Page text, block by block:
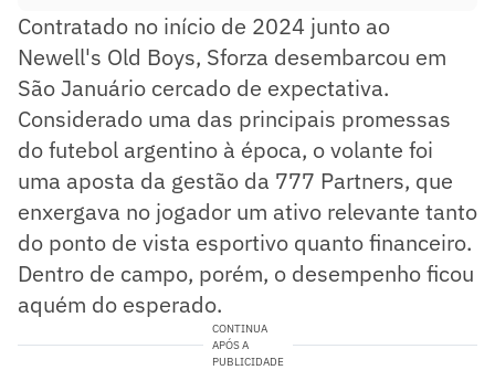
Contratado no início de 2024 junto ao
Newell's Old Boys, Sforza desembarcou em
São Januário cercado de expectativa.
Considerado uma das principais promessas
do futebol argentino à época, o volante foi
uma aposta da gestão da 777 Partners, que
enxergava no jogador um ativo relevante tanto
do ponto de vista esportivo quanto financeiro.
Dentro de campo, porém, o desempenho ficou
aquém do esperado.
CONTINUA
APÓS A
PUBLICIDADE